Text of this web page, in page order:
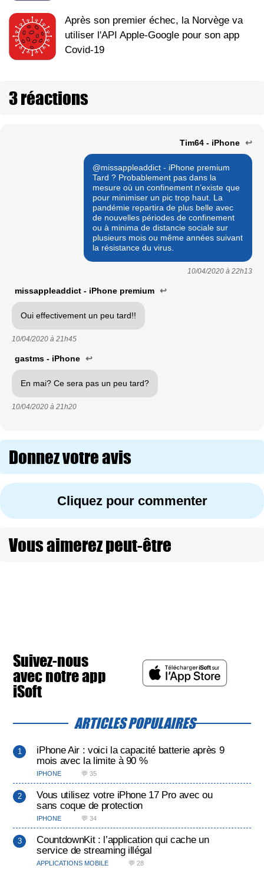
Après son premier échec, la Norvège va
utiliser l'API Apple-Google pour son app
Covid-19
3 réactions
Tim64 - iPhone ↩
@missappleaddict - iPhone premium
Tard ? Probablement pas dans la
mesure où un confinement n’existe que
pour minimiser un pic trop haut. La
pandémie repartira de plus belle avec
de nouvelles périodes de confinement
ou à minima de distancie sociale sur
plusieurs mois ou même années suivant
la résistance du virus.
10/04/2020 à 22h13
missappleaddict - iPhone premium ↩
Oui effectivement un peu tard!!
10/04/2020 à 21h45
gastms - iPhone ↩
En mai? Ce sera pas un peu tard?
10/04/2020 à 21h20
Donnez votre avis
Cliquez pour commenter
Vous aimerez peut-être
Suivez-nous
avec notre app
iSoft
ARTICLES POPULAIRES
iPhone Air : voici la capacité batterie après 9
mois avec la limite à 90 %
IPHONE 💬 35
Vous utilisez votre iPhone 17 Pro avec ou
sans coque de protection
IPHONE 💬 34
CountdownKit : l’application qui cache un
service de streaming illégal
APPLICATIONS MOBILE 💬 28